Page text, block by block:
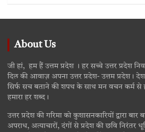
About Us
जी हां, हम हैं उत्तम प्रदेश । हर सच्चे उत्तर प्रदेश
दिल की आवाज़ अपना उत्तर प्रदेश- उत्तम प्रदेश।
सिर्फ सच बताने की शपथ के साथ मन वचन कर्म से
हमारा हर शब्द।
उत्तर प्रदेश की गरिमा को कुशासनकारियों द्वारा
अपराध, अत्याचारों, दंगों से प्रदेश की छवि निरंतर